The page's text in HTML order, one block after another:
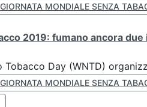
GIORNATA MONDIALE SENZA
2019: fumano ancora due
Tobacco Day (WNTD)
GIORNATA MONDIALE SENZA